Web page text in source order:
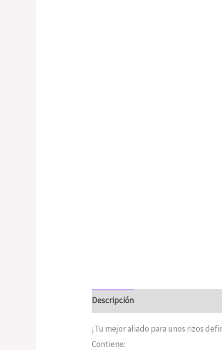
Descripción
¡Tu mejor aliado para unos rizos
Contiene: